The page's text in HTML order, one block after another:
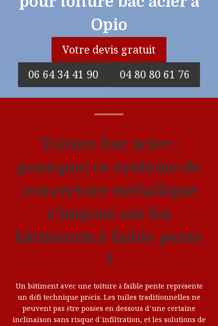
Opio
Votre devis gratuit
06 64 34 41 90
04 80 80 61 76
Toiture bac acier :
pourquoi ce système de
couverture métallique
s’impose sur les
bâtiments à faible pente
?
Un bâtiment avec une toiture à faible pente représente
un défi technique précis. Les tuiles traditionnelles ne
peuvent pas être posées en dessous d’une certaine
inclinaison sans risque d’infiltration, et les solutions de